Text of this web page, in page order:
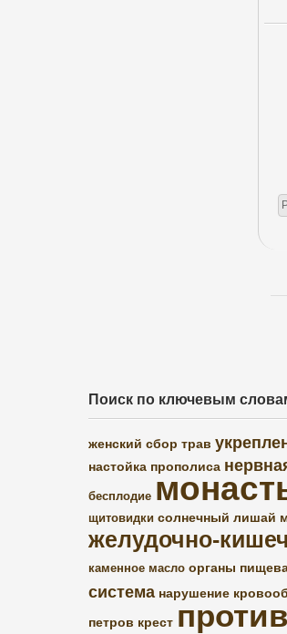
Поиск по ключевым
женский сбор трав
настойка прополиса
бесплодие
щитовидки солнечный лишай
желудочно-
каменное масло органы
система нарушение
петров крест